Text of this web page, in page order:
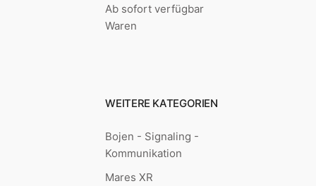
Ab sofort verfügbar
Waren
WEITERE KATEGORIEN
Bojen - Signaling -
Kommunikation
Mares XR